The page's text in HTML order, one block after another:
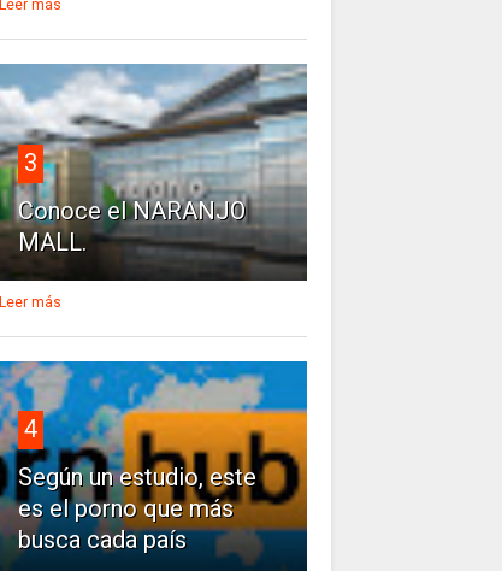
Leer más
3
Conoce el NARANJO
MALL.
Leer más
4
Según un estudio, este
es el porno que más
busca cada país